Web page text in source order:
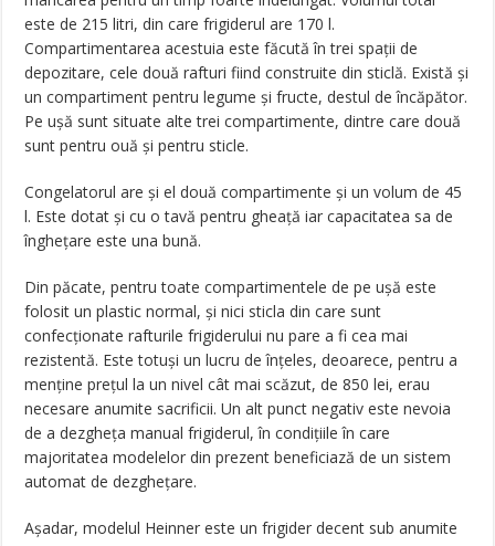
este de 215 litri, din care frigiderul are 170 l.
Compartimentarea acestuia este făcută în trei spaţii de
depozitare, cele două rafturi fiind construite din sticlă. Există şi
un compartiment pentru legume şi fructe, destul de încăpător.
Pe uşă sunt situate alte trei compartimente, dintre care două
sunt pentru ouă şi pentru sticle.
Congelatorul are şi el două compartimente şi un volum de 45
l. Este dotat şi cu o tavă pentru gheaţă iar capacitatea sa de
îngheţare este una bună.
Din păcate, pentru toate compartimentele de pe uşă este
folosit un plastic normal, şi nici sticla din care sunt
confecţionate rafturile frigiderului nu pare a fi cea mai
rezistentă. Este totuşi un lucru de înţeles, deoarece, pentru a
menţine preţul la un nivel cât mai scăzut, de 850 lei, erau
necesare anumite sacrificii. Un alt punct negativ este nevoia
de a dezgheţa manual frigiderul, în condiţiile în care
majoritatea modelelor din prezent beneficiază de un sistem
automat de dezgheţare.
Aşadar, modelul Heinner este un frigider decent sub anumite